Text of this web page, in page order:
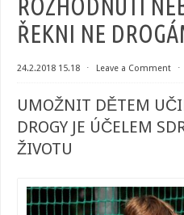
ROZHODNUTÍ
ŘEKNI NE
24.2.2018 15.18 ⋅ Leave a Comment ⋅
UMOŽNIT DĚTEM
DROGY JE ÚČELEM
ŽIVOTU